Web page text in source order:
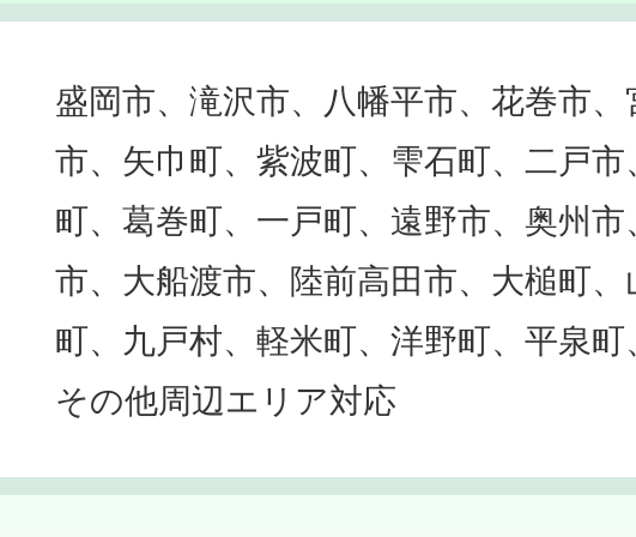
盛岡市、滝沢市、八幡平市、花巻市
市、矢巾町、紫波町、雫石町、二戸
町、葛巻町、一戸町、遠野市、奥州
市、大船渡市、陸前高田市、大槌町
町、九戸村、軽米町、洋野町、平泉町
その他周辺エリア対応